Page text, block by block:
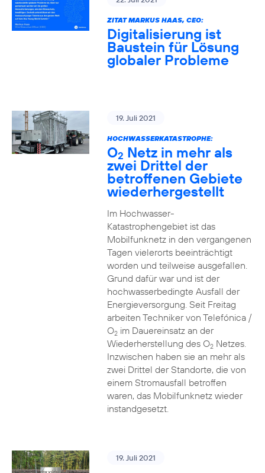
ZITAT MARKUS HAAS, CEO:
Digitalisierung ist
Baustein für Lösung
globaler Probleme
19. Juli 2021
HOCHWASSERKATASTROPHE:
O2 Netz in mehr als
zwei Drittel der
betroffenen Gebiete
wiederhergestellt
Im Hochwasser-
Katastrophengebiet ist das
Mobilfunknetz in den vergangenen
Tagen vielerorts beeinträchtigt
worden und teilweise ausgefallen.
Grund dafür war und ist der
hochwasserbedingte Ausfall der
Energieversorgung. Seit Freitag
arbeiten Techniker von Telefónica /
O2im Dauereinsatz an der
Wiederherstellung des O2Netzes.
Inzwischen haben sie an mehr als
zwei Drittel der Standorte, die von
einem Stromausfall betroffen
waren, das Mobilfunknetz wieder
instandgesetzt.
19. Juli 2021